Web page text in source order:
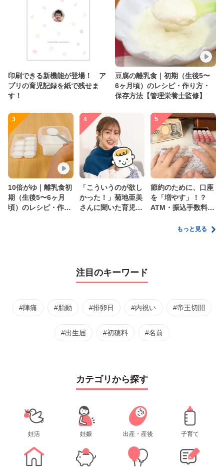
印刷できる新機能が登場！ ア
プリの育児記録を紙で残せま
す！
豆腐の離乳食｜初期（生後5〜
6ヶ月頃）のレシピ・作り方・
保存方法【管理栄養士監修】
3
10倍がゆ｜離乳食初
期（生後5〜6ヶ月
頃）のレシピ・作り
4
「こういうのが欲し
かった！」菊地亜美
さんに聞いた育児
5
節約のために、口座
を「増やす」！？
ATM・振込手数料の
家計管理術もっと見る
注目のキーワード
#陣痛 #胎動 #排卵日 #内祝い #帝王切開
#出生届 #初穂料 #名前
カテゴリから探す
妊活 妊娠 出産・産後 子育て